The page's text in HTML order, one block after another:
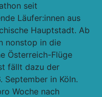
seit
Läufer:innen aus
Hauptstadt. Ab
nonstop in die
Österreich-Flüge
fällt dazu der
September in Köln.
Woche nach